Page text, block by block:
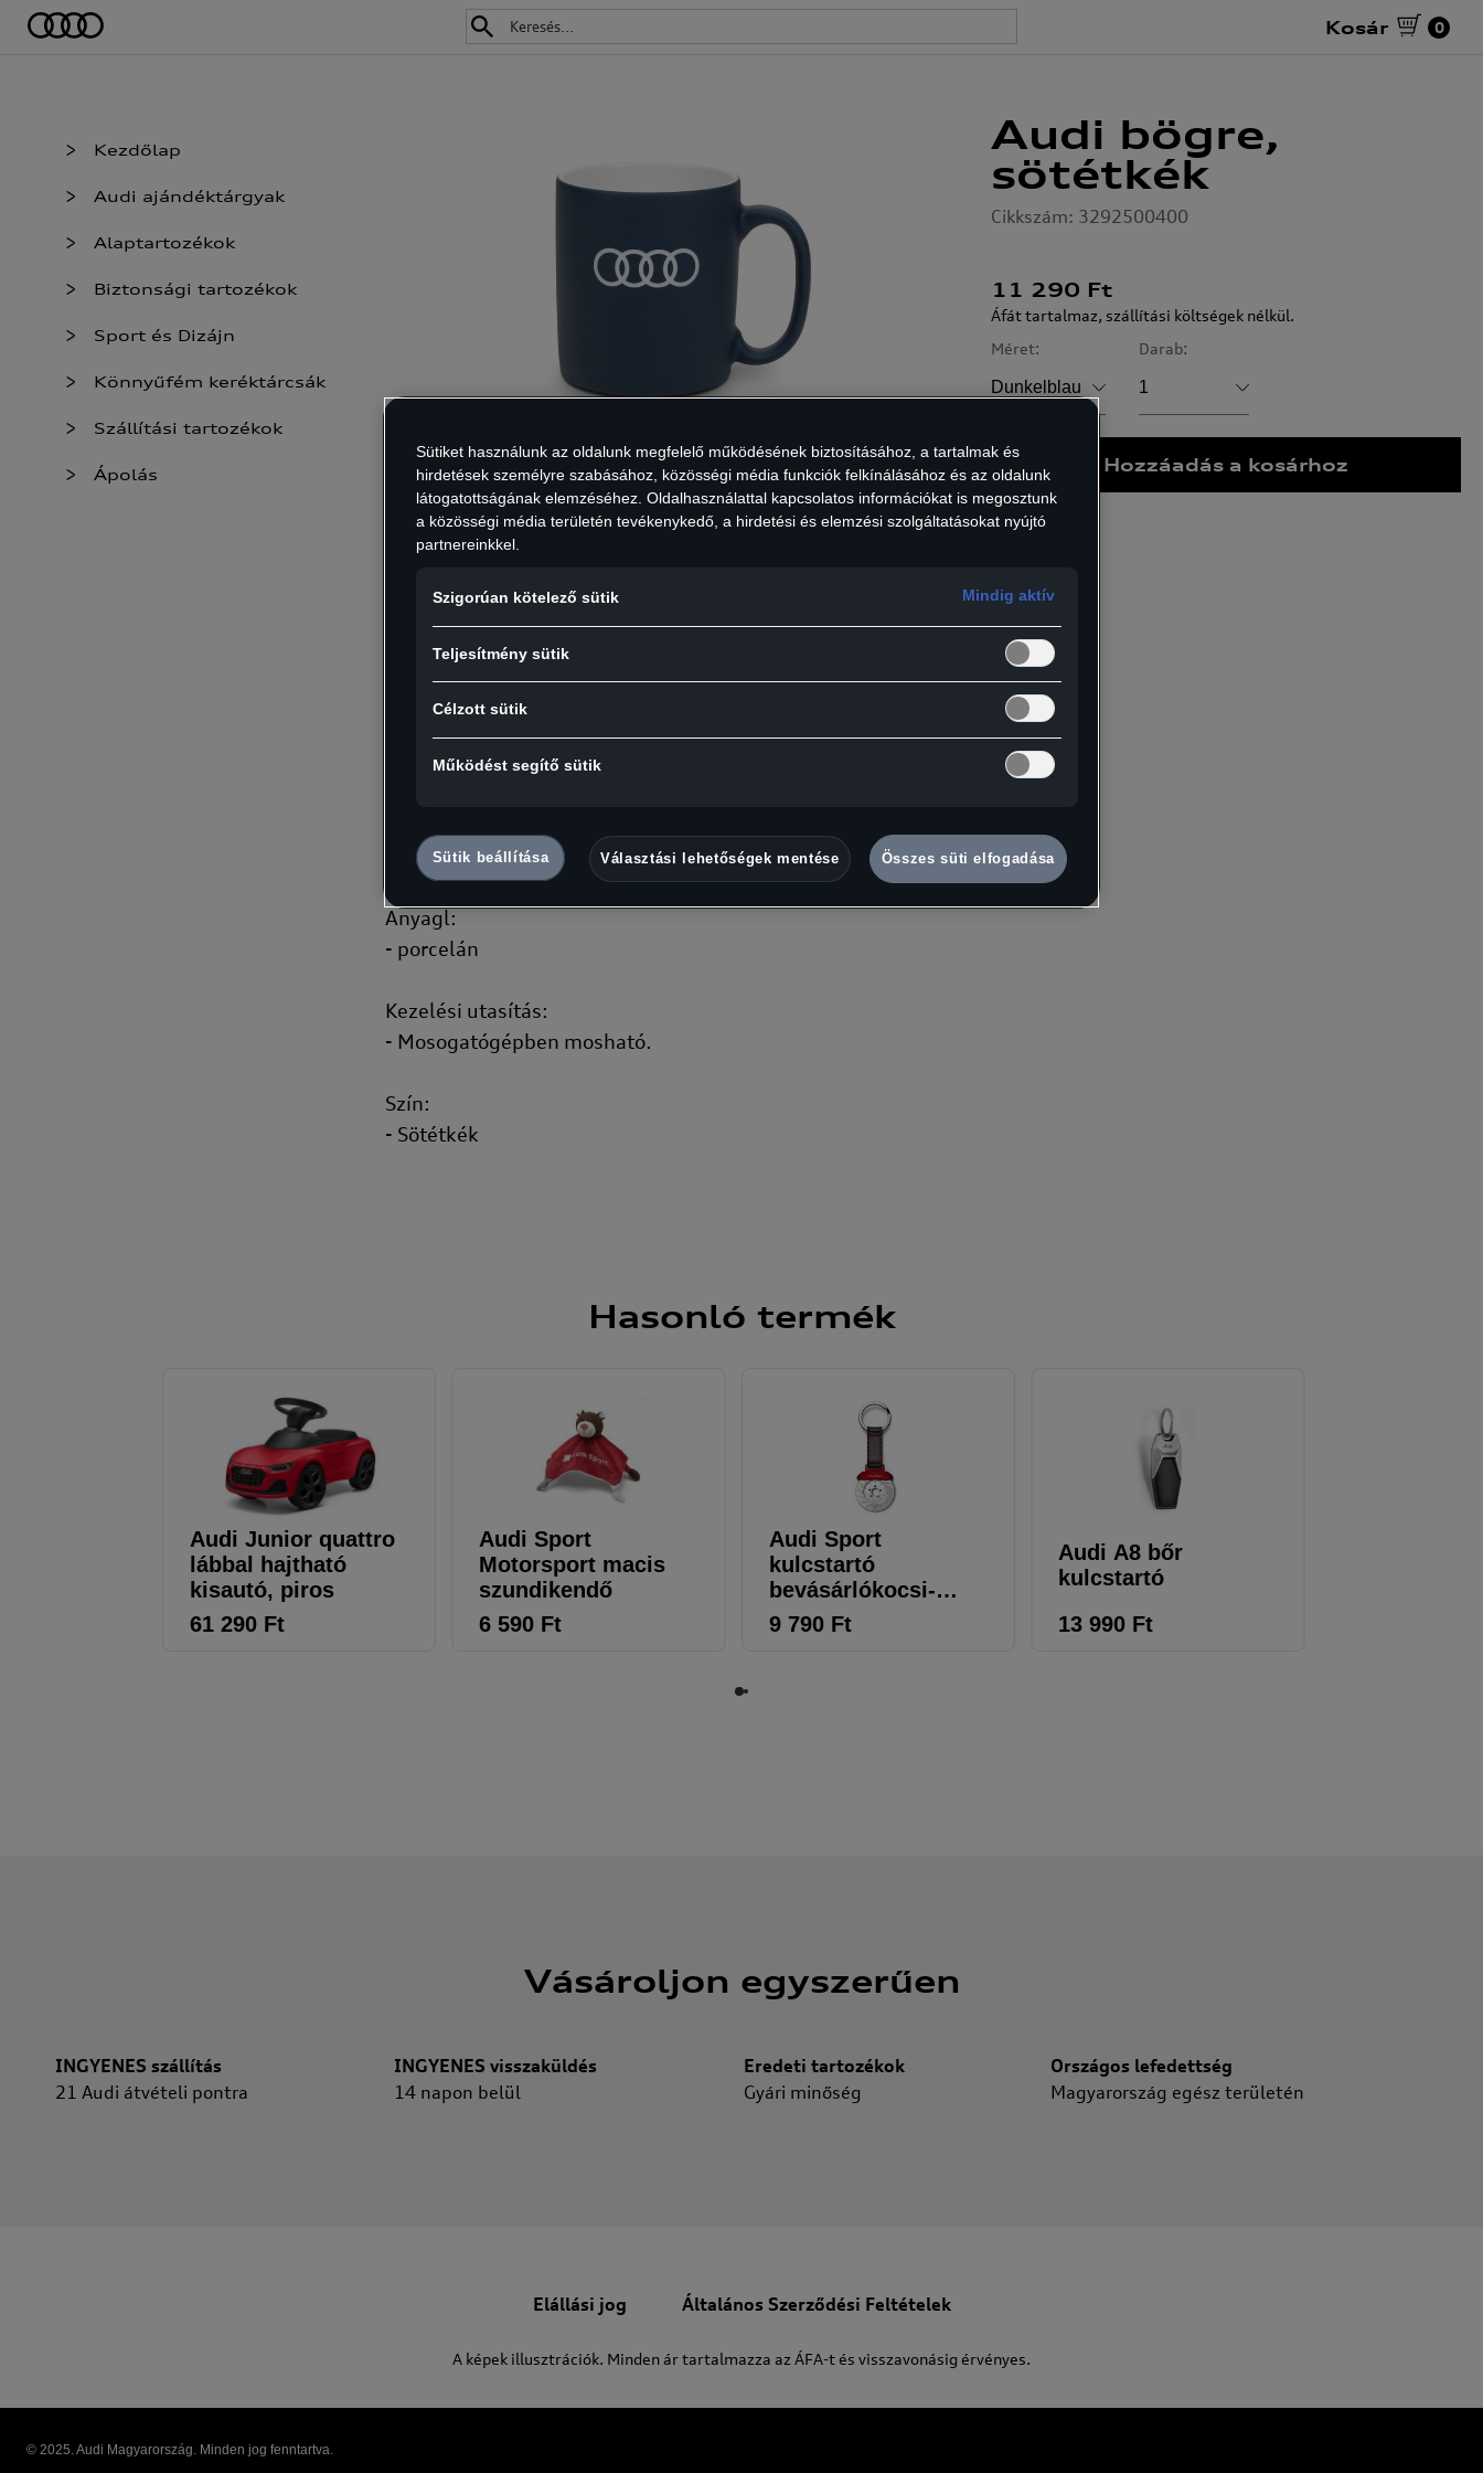
Kosár 0
Kezdőlap
Audi ajándéktárgyak
Alaptartozékok
Biztonsági tartozékok
Sport és Dizájn
Könnyűfém keréktárcsák
Szállítási tartozékok
Ápolás
Audi bögre,
sötétkék
Cikkszám: 3292500400
11 290 Ft
Áfát tartalmaz, szállítási költségek nélkül.
Méret:
Dunkelbla
u
Grau
Schwarz
Darab:
1
2
Hozzáadás a kosárhoz
- Kiváló minőségű porcelán bögre, puha tapintású matt felülettel
Márkajelzés:
- Audi embléma
- 350 ml
Anyagl:
- porcelán
Kezelési utasítás:
- Mosogatógépben mosható.
Szín:
- Sötétkék
Hasonló termék
Audi Junior quattro
lábbal hajtható
kisautó, piros
61 290 Ft
Audi Sport
Motorsport macis
szundikendő
6 590 Ft
Audi Sport
kulcstartó
bevásárlókocsi-
érmével
9 790Ft
Audi A8 bőr
kulcstartó
13 990 Ft
Vásároljon egyszerűen
INGYENES szállítás
21 Audi átvételi pontra
INGYENES visszaküldés
14 napon belül
Eredeti tartozékok
Gyári minőség
Országos lefedettség
Magyarország egész területén
Elállási jog Általános Szerződési Feltételek
A képek illusztrációk. Minden ár tartalmazza az ÁFA-t és visszavonásig érvényes.
© 2025. Audi Magyarország. Minden jog fenntartva.
Sütiket használunk az oldalunk megfelelő működésének biztosításához, a tartalmak és
hirdetések személyre szabásához, közösségi média funkciók felkínálásához és az oldalunk
látogatottságának elemzéséhez. Oldalhasználattal kapcsolatos információkat is megosztunk
a közösségi média területén tevékenykedő, a hirdetési és elemzési szolgáltatásokat nyújtó
partnereinkkel.
Szigorúan kötelező sütik Mindig aktív
Teljesítmény sütik
Célzott sütik
Működést segítő sütik
Sütik beállítása Választási lehetőségek mentése Összes süti elfogadása